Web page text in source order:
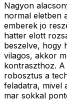
Nagyon
normal eletben
emberek jo
hatter elott
beszelve, hogy
vilagos, akkor
kontraszthoz.
robosztus a
feladatra, mivel
mar sokkal